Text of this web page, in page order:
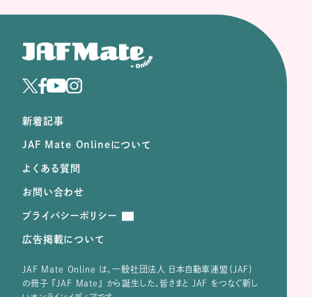
新着記事
JAF Mate Onlineについて
よくある質問
お問い合わせ
プライバシーポリシー
広告掲載について
JAF Mate Online は、⼀般社団法⼈ ⽇本⾃動⾞連盟（JAF）
の冊子 『JAF Mate』 から誕⽣した、皆さまと JAF をつなぐ新し